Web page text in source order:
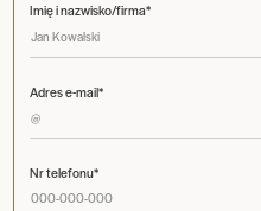
Imię i nazwisko/firma*
Adres e-mail*
Nr telefonu*